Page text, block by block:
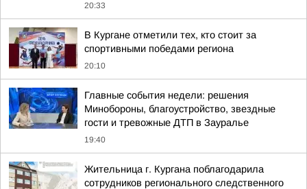
20:33
В Кургане отметили тех, кто стоит за
спортивными победами региона
20:10
Главные события недели: решения
Минобороны, благоустройство, звездные
гости и тревожные ДТП в Зауралье
19:40
Жительница г. Кургана поблагодарила
сотрудников регионального следственного